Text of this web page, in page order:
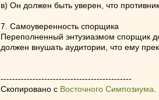
в) Он должен быть уверен, что
7. Самоуверенность спорщика
Переполненный энтузиазмом спорщик
должен внушать аудитории, что ему
---------------------------------------------
Скопировано с Восточного Симпозиума